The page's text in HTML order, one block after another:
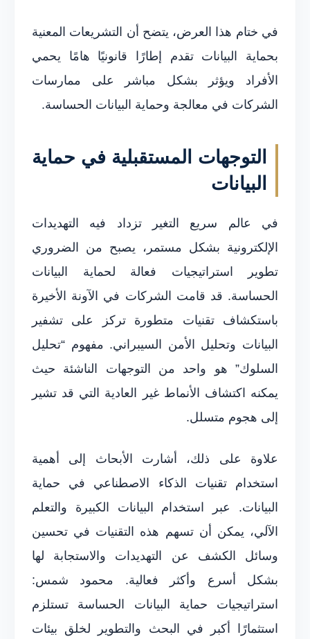
في ختام هذا العرض، يتضح أن التشريعات المعنية
بحماية البيانات تقدم إطارًا قانونيًا هامًا يحمي
الأفراد ويؤثر بشكل مباشر على ممارسات
الشركات في معالجة وحماية البيانات الحساسة.
التوجهات المستقبلية في حماية
البيانات
في عالم سريع التغير تزداد فيه التهديدات
الإلكترونية بشكل مستمر، يصبح من الضروري
تطوير استراتيجيات فعالة لحماية البيانات
الحساسة. قد قامت الشركات في الآونة الأخيرة
باستكشاف تقنيات متطورة تركز على تشفير
البيانات وتحليل الأمن السيبراني. مفهوم “تحليل
السلوك” هو واحد من التوجهات الناشئة حيث
يمكنه اكتشاف الأنماط غير العادية التي قد تشير
إلى هجوم متسلل.
علاوة على ذلك، أشارت الأبحاث إلى أهمية
استخدام تقنيات الذكاء الاصطناعي في حماية
البيانات. عبر استخدام البيانات الكبيرة والتعلم
الآلي، يمكن أن تسهم هذه التقنيات في تحسين
وسائل الكشف عن التهديدات والاستجابة لها
بشكل أسرع وأكثر فعالية. محمود شمس:
استراتيجيات حماية البيانات الحساسة تستلزم
استثمارًا أكبر في البحث والتطوير لخلق بيئات